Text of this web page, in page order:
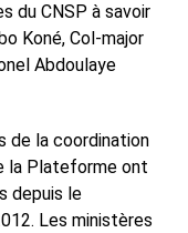
du CNSP à savoir
Koné, Col-major
Abdoulaye
de la coordination
la Plateforme ont
depuis le
Les ministères